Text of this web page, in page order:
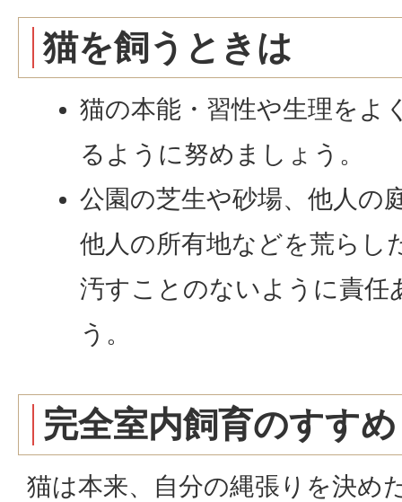
猫を飼うときは
猫の本能・習性や生理をよ
るように努めましょう。
公園の芝生や砂場、他人の
他人の所有地などを荒らし
汚すことのないように責任
う。
完全室内飼育のすすめ
猫は本来、自分の縄張りを決め